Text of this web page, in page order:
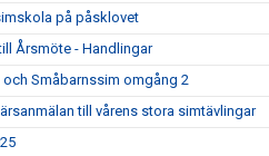
på påsklovet
Årsmöte - Handlingar
och Småbarnssim omgång 2
till vårens stora simtävlingar